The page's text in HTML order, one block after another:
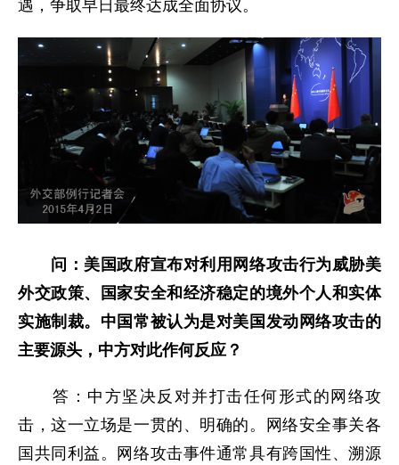
遇，争取早日最终达成全面协议。
问：美国政府宣布对利用网络攻击行为威胁美
外交政策、国家安全和经济稳定的境外个人和实体
实施制裁。中国常被认为是对美国发动网络攻击的
主要源头，中方对此作何反应？
答：中方坚决反对并打击任何形式的网络攻
击，这一立场是一贯的、明确的。网络安全事关各
国共同利益。网络攻击事件通常具有跨国性、溯源